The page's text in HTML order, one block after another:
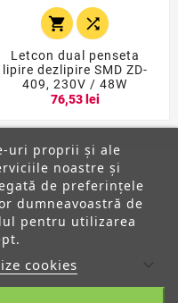
 
Letcon dual penseta
lipire dezlipire SMD ZD-
409, 230V / 48W
76,53 lei
uri proprii și ale
noastre și
de preferințele
dumneavoastră de
pentru utilizarea
cookies